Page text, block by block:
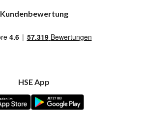
Kundenbewertung
HSE App